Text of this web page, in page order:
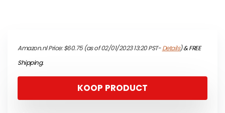
Amazon.nl Price:$60.75(as of 02/01/2023 13:20 PST-Details)&FREE
Shipping.
KOOP PRODUCT